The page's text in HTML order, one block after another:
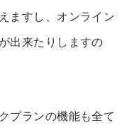
ますし、オンライン
出来たりしますの
プランの機能も全て